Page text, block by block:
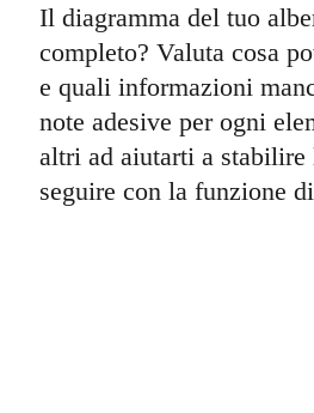
Il diagramma del tuo
completo? Valuta cosa
e quali informazioni
note adesive per ogni
altri ad aiutarti a stabilire
seguire con la funzione